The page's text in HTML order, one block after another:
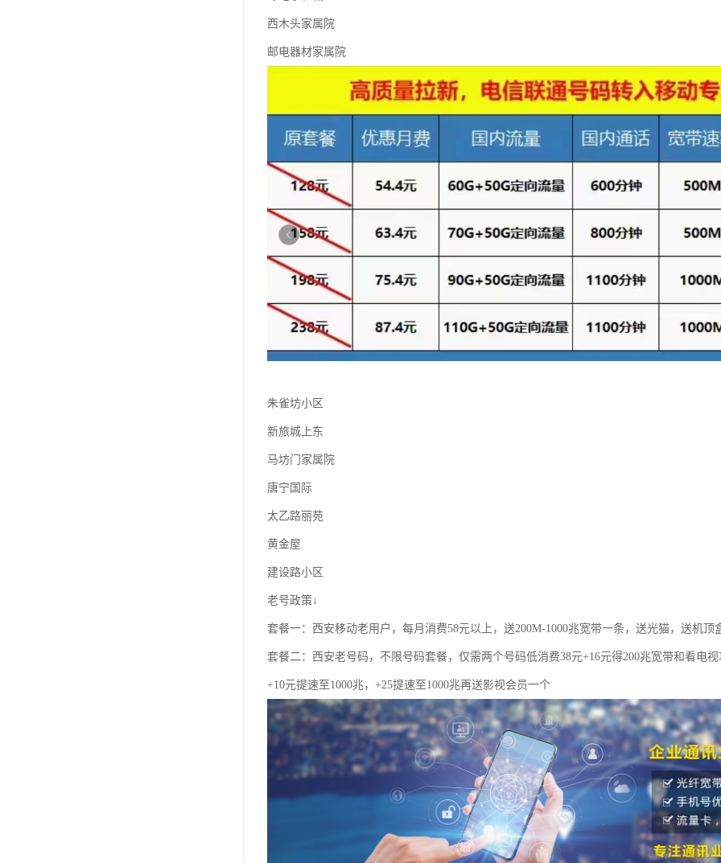
西木头家属院
邮电器材家属院
朱雀坊小区
新旅城上东
马坊门家属院
唐宁国际
太乙路丽苑
黄金屋
建设路小区
老号政策↓
套餐一：西安移动老用户，每月消费58元以上，送200M-1000兆宽带一条，送光猫，送机顶
套餐二：西安老号码，不限号码套餐，仅需两个号码低消费38元+16元得200兆宽带和看电视
+10元提速至1000兆，+25提速至1000兆再送影视会员一个